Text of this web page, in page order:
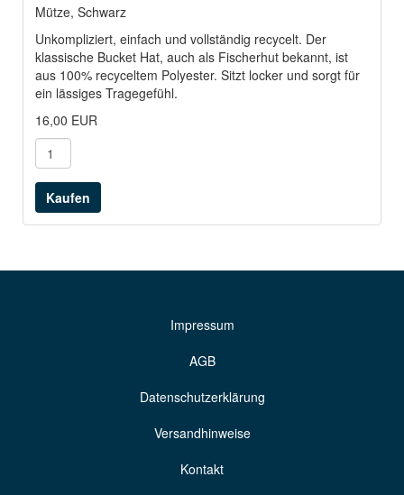
Mütze, Schwarz
Unkompliziert, einfach und vollständig recycelt. Der
klassische Bucket Hat, auch als Fischerhut bekannt, ist
aus 100% recyceltem Polyester. Sitzt locker und sorgt für
ein lässiges Tragegefühl.
16,00 EUR
Impressum
AGB
Datenschutzerklärung
Versandhinweise
Kontakt